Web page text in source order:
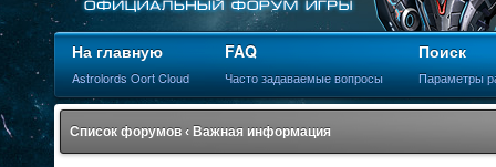
На главную
Astrolords Oort Cloud
FAQ
Часто задаваемые вопросы
Поиск
Параметры
Список форумов ‹ Важная информация